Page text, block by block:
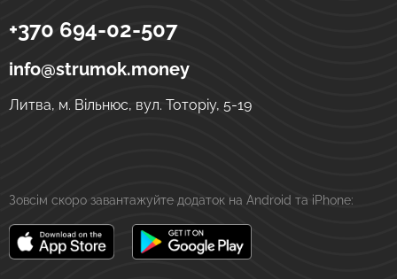
Strumok
Грошові перекази в Україну
вул. Тоторіу, 5-19
+370 694-02-507
info@strumok.money
Литва, м. Вільнюс, вул. Тоторіу, 5-19
Зовсім скоро завантажуйте додаток на Android та iPhone: